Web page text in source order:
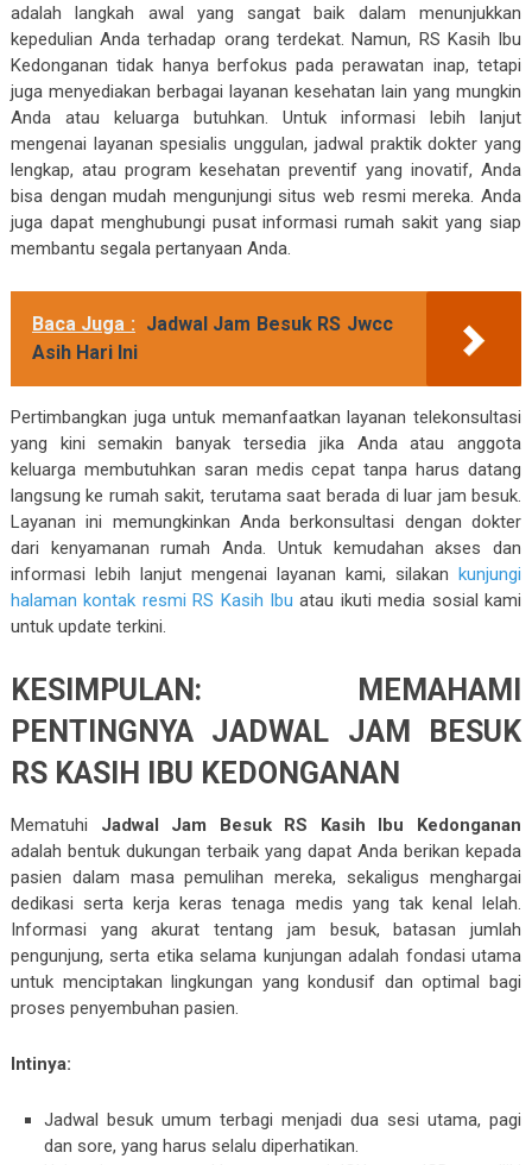
adalah langkah awal yang sangat baik dalam menunjukkan
kepedulian Anda terhadap orang terdekat. Namun, RS Kasih Ibu
Kedonganan tidak hanya berfokus pada perawatan inap, tetapi
juga menyediakan berbagai layanan kesehatan lain yang mungkin
Anda atau keluarga butuhkan. Untuk informasi lebih lanjut
mengenai layanan spesialis unggulan, jadwal praktik dokter yang
lengkap, atau program kesehatan preventif yang inovatif, Anda
bisa dengan mudah mengunjungi situs web resmi mereka. Anda
juga dapat menghubungi pusat informasi rumah sakit yang siap
membantu segala pertanyaan Anda.
Baca Juga : Jadwal Jam Besuk RS Jwcc
Asih Hari Ini
Pertimbangkan juga untuk memanfaatkan layanan telekonsultasi
yang kini semakin banyak tersedia jika Anda atau anggota
keluarga membutuhkan saran medis cepat tanpa harus datang
langsung ke rumah sakit, terutama saat berada di luar jam besuk.
Layanan ini memungkinkan Anda berkonsultasi dengan dokter
dari kenyamanan rumah Anda. Untuk kemudahan akses dan
informasi lebih lanjut mengenai layanan kami, silakankunjungi
halaman kontak resmi RS Kasih Ibu atau ikuti media sosial kami
untuk update terkini.
KESIMPULAN: MEMAHAMI
PENTINGNYA JADWAL JAM BESUK
RS KASIH IBU KEDONGANAN
Mematuhi Jadwal Jam Besuk RS Kasih Ibu Kedonganan
adalah bentuk dukungan terbaik yang dapat Anda berikan kepada
pasien dalam masa pemulihan mereka, sekaligus menghargai
dedikasi serta kerja keras tenaga medis yang tak kenal lelah.
Informasi yang akurat tentang jam besuk, batasan jumlah
pengunjung, serta etika selama kunjungan adalah fondasi utama
untuk menciptakan lingkungan yang kondusif dan optimal bagi
proses penyembuhan pasien.
Intinya:
Jadwal besuk umum terbagi menjadi dua sesi utama, pagi
dan sore, yang harus selalu diperhatikan.